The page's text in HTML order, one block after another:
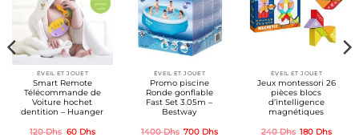
ÉVEIL ET JOUET
Smart Remote
Télécommande de
Voiture hochet
dentition – Huanger
120Dhs Le
60 DhsLe
ÉVEIL ET JOUET
Promo piscine
Ronde gonflable
Fast Set 3.05m –
Bestway
1400Dhs Le
700 DhsLe
ÉVEIL ET JOUET
Jeux montessori 26
pièces blocs
d’intelligence
magnétiques
240Dhs Le
180 DhsLe